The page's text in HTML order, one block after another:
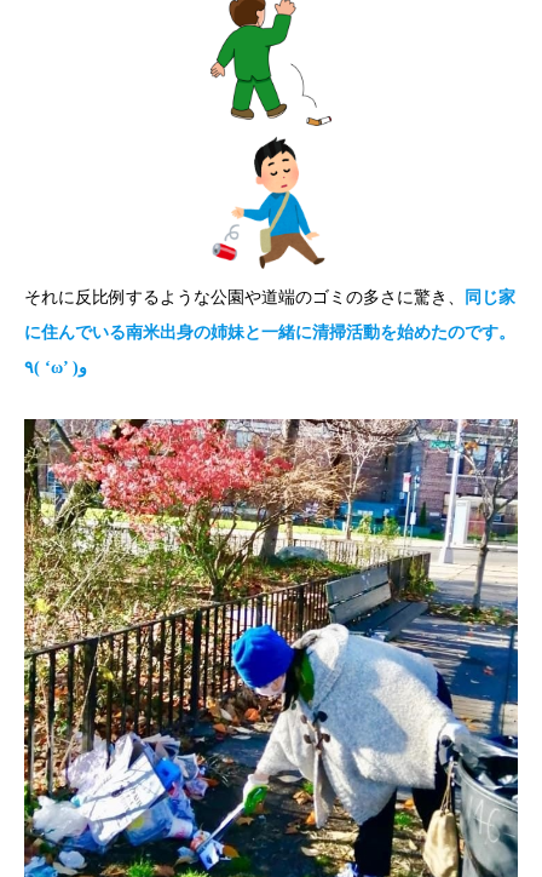
それに反比例するような公園や道端のゴミの多さに驚き、
同じ家
に住んでいる南米出身の姉妹と一緒に清掃活動を始めたのです。
٩( ‘ω’ )و